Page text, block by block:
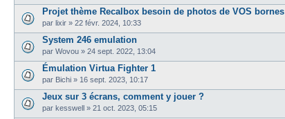
Projet thème Recalbox besoin de photos de VOS bornes
par lixir » 22 févr. 2024, 10:33
System 246 emulation
par Wovou » 24 sept. 2022, 13:04
Émulation Virtua Fighter 1
par Bichi » 16 sept. 2023, 10:17
Jeux sur 3 écrans, comment y jouer ?
par kesswell » 21 oct. 2023, 05:15